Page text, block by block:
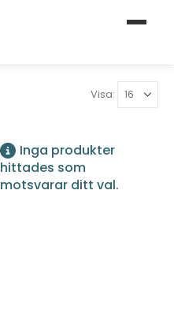
Visa:
Inga produkter
hittades som
motsvarar ditt val.